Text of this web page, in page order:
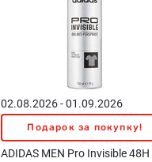
02.08.2026 - 01.09.2026
Подарок за покупку!
ADIDAS MEN Pro Invisible 48H